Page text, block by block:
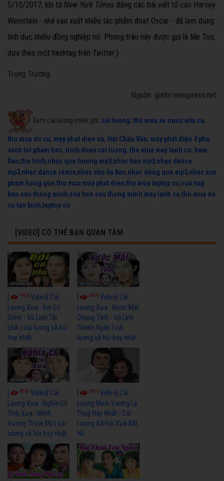
5/10/2017, khi tờ New York Times đăng các bài viết tố cáo Harvey
Weinstein - nhà sản xuất nhiều tác phẩm đoạt Oscar - đã lạm dụng
tình dục nhiều đồng nghiệp nữ. Phong trào này được gọi là Me Too,
dựa theo một hashtag trên Twitter.)
Trọng Trường
Nguồn: giaitri.vnexpress.net
Xem cải lương miễn phí: cai luong, thu mua xe nuoc mia cu,
thu mua do cu, may phat dien cu, Hát Chầu Văn, máy phát điện 3 pha,
sach toi pham hoc, trich doan cai luong, thu mua may lanh cu, kem
flan,the hinh,nhac que huong mp3,nhac han mp3,nhac dance
mp3,nhac dance remix,nhac cho ba bau,nhac dong que mp3,nhac xua
pham hong que,thu mua may phat dien,thu mua laptop cu,sua nap
bon cau thong minh,sua bon cau thong minh,may lanh cu,thu mua do
cu tan binh, laptop cu
[VIDEO] CÓ THỂ BẠN QUAN TÂM
7658 Video] Cải
Lương Xưa : Đời Cô
Diễm - Vũ Linh Tài
Linh | cải lương xã hội
hay nhất
6908Video] Cải
Lương Xưa : Nước Mắt
Chung Tình - Vũ Linh
Thanh Ngân | cải
lương xã hội hay nhất
6047 Video] Cải
Lương Xưa : Nghĩa Cũ
Tình Xưa - Minh
Vương Thoại Mỹ | cải
lương xã hội hay nhất
6674Video] Cải
Lương Minh Vương Lệ
Thuỷ Hay Nhất - Cải
Lương Xã Hội Xưa Bất
Hủ